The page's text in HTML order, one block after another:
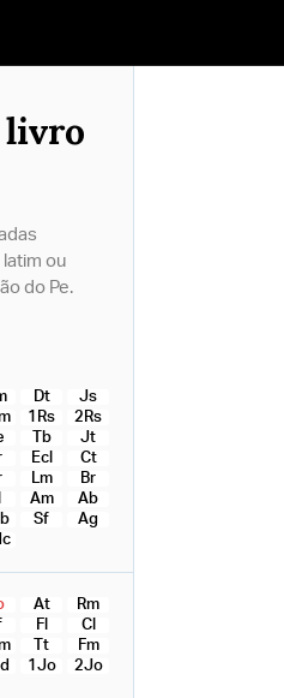
livro
latim ou
do Pe.
Dt
Js
1Rs
2Rs
Tb
Jt
Ecl
Ct
Lm
Br
Am
Ab
Sf
Ag
At
Rm
Fl
Cl
Tt
Fm
1Jo
2Jo